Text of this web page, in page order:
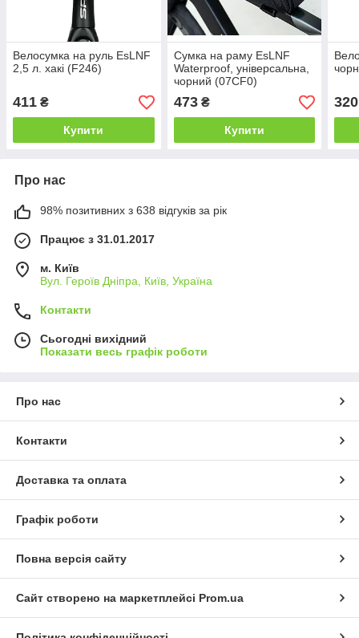
Велосумка на руль EsLNF
2,5 л. хакі (F246)
411 ₴
Купити
Сумка на раму EsLNF
Waterproof, універсальна,
чорний (07CF0)
473₴
Купити
320
Про нас
98% позитивних з 638 відгуків за рік
Працює з 31.01.2017
м. Київ
Вул. Героїв Дніпра, Київ, Україна
Контакти
Сьогодні вихідний
Показати весь графік роботи
Про нас
Контакти
Доставка та оплата
Графік роботи
Повна версія сайту
Сайт створено на маркетплейсі Prom.ua